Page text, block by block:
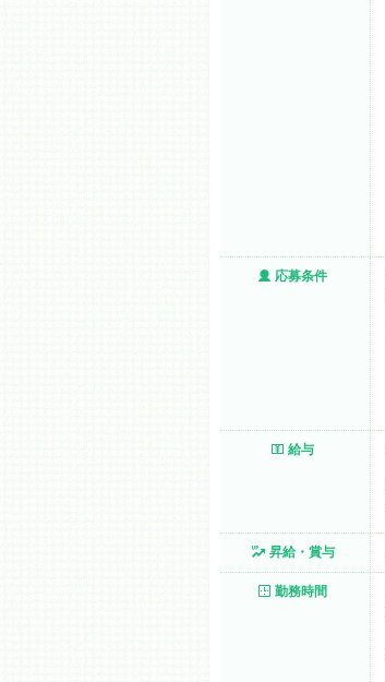
応募条件
給与
昇給・賞与
勤務時間